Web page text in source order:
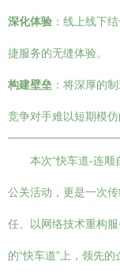
深化体验 ：线上线下
捷服务的无缝体验。
构建壁垒 ：将深厚的
竞争对手难以短期模仿
本次“快车道-连顺
公关活动，更是一次
任、以网络技术重构
的“快车道”上，领先